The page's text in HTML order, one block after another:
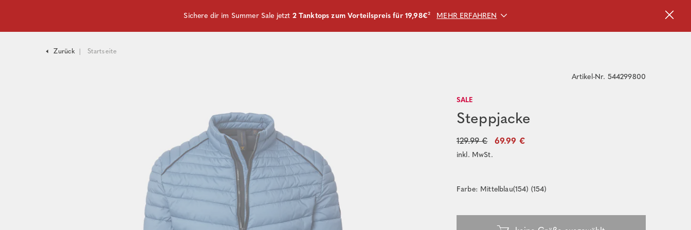
Sichere dir im Summer Sale jetzt 2 Tanktops zum Vorteilspreis für 19,98€² MEHR ERFAHREN
Zurück Startseite
Artikel-Nr. 544299800
SALE
Steppjacke
129.99 € 69.99 €
inkl. MwSt.
Farbe: Mittelblau(154) (154)